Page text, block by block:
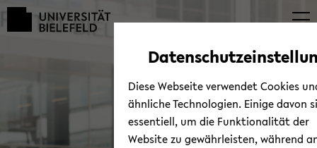
Inhaltswechsel
Hauptinhalt
Hauptmenü
Fußbereich
Diese Webseite verwendet Cookies
ähnliche Technologien. Einige davon
essentiell, um die Funktionalität der
Website zu gewährleisten, während